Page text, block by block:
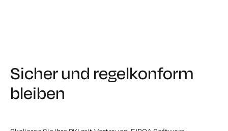
Sicher und regelkonform
bleiben